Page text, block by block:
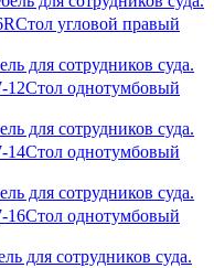
Стол угловой правый
12Стол однотумбовый
14Стол однотумбовый
16Стол однотумбовый